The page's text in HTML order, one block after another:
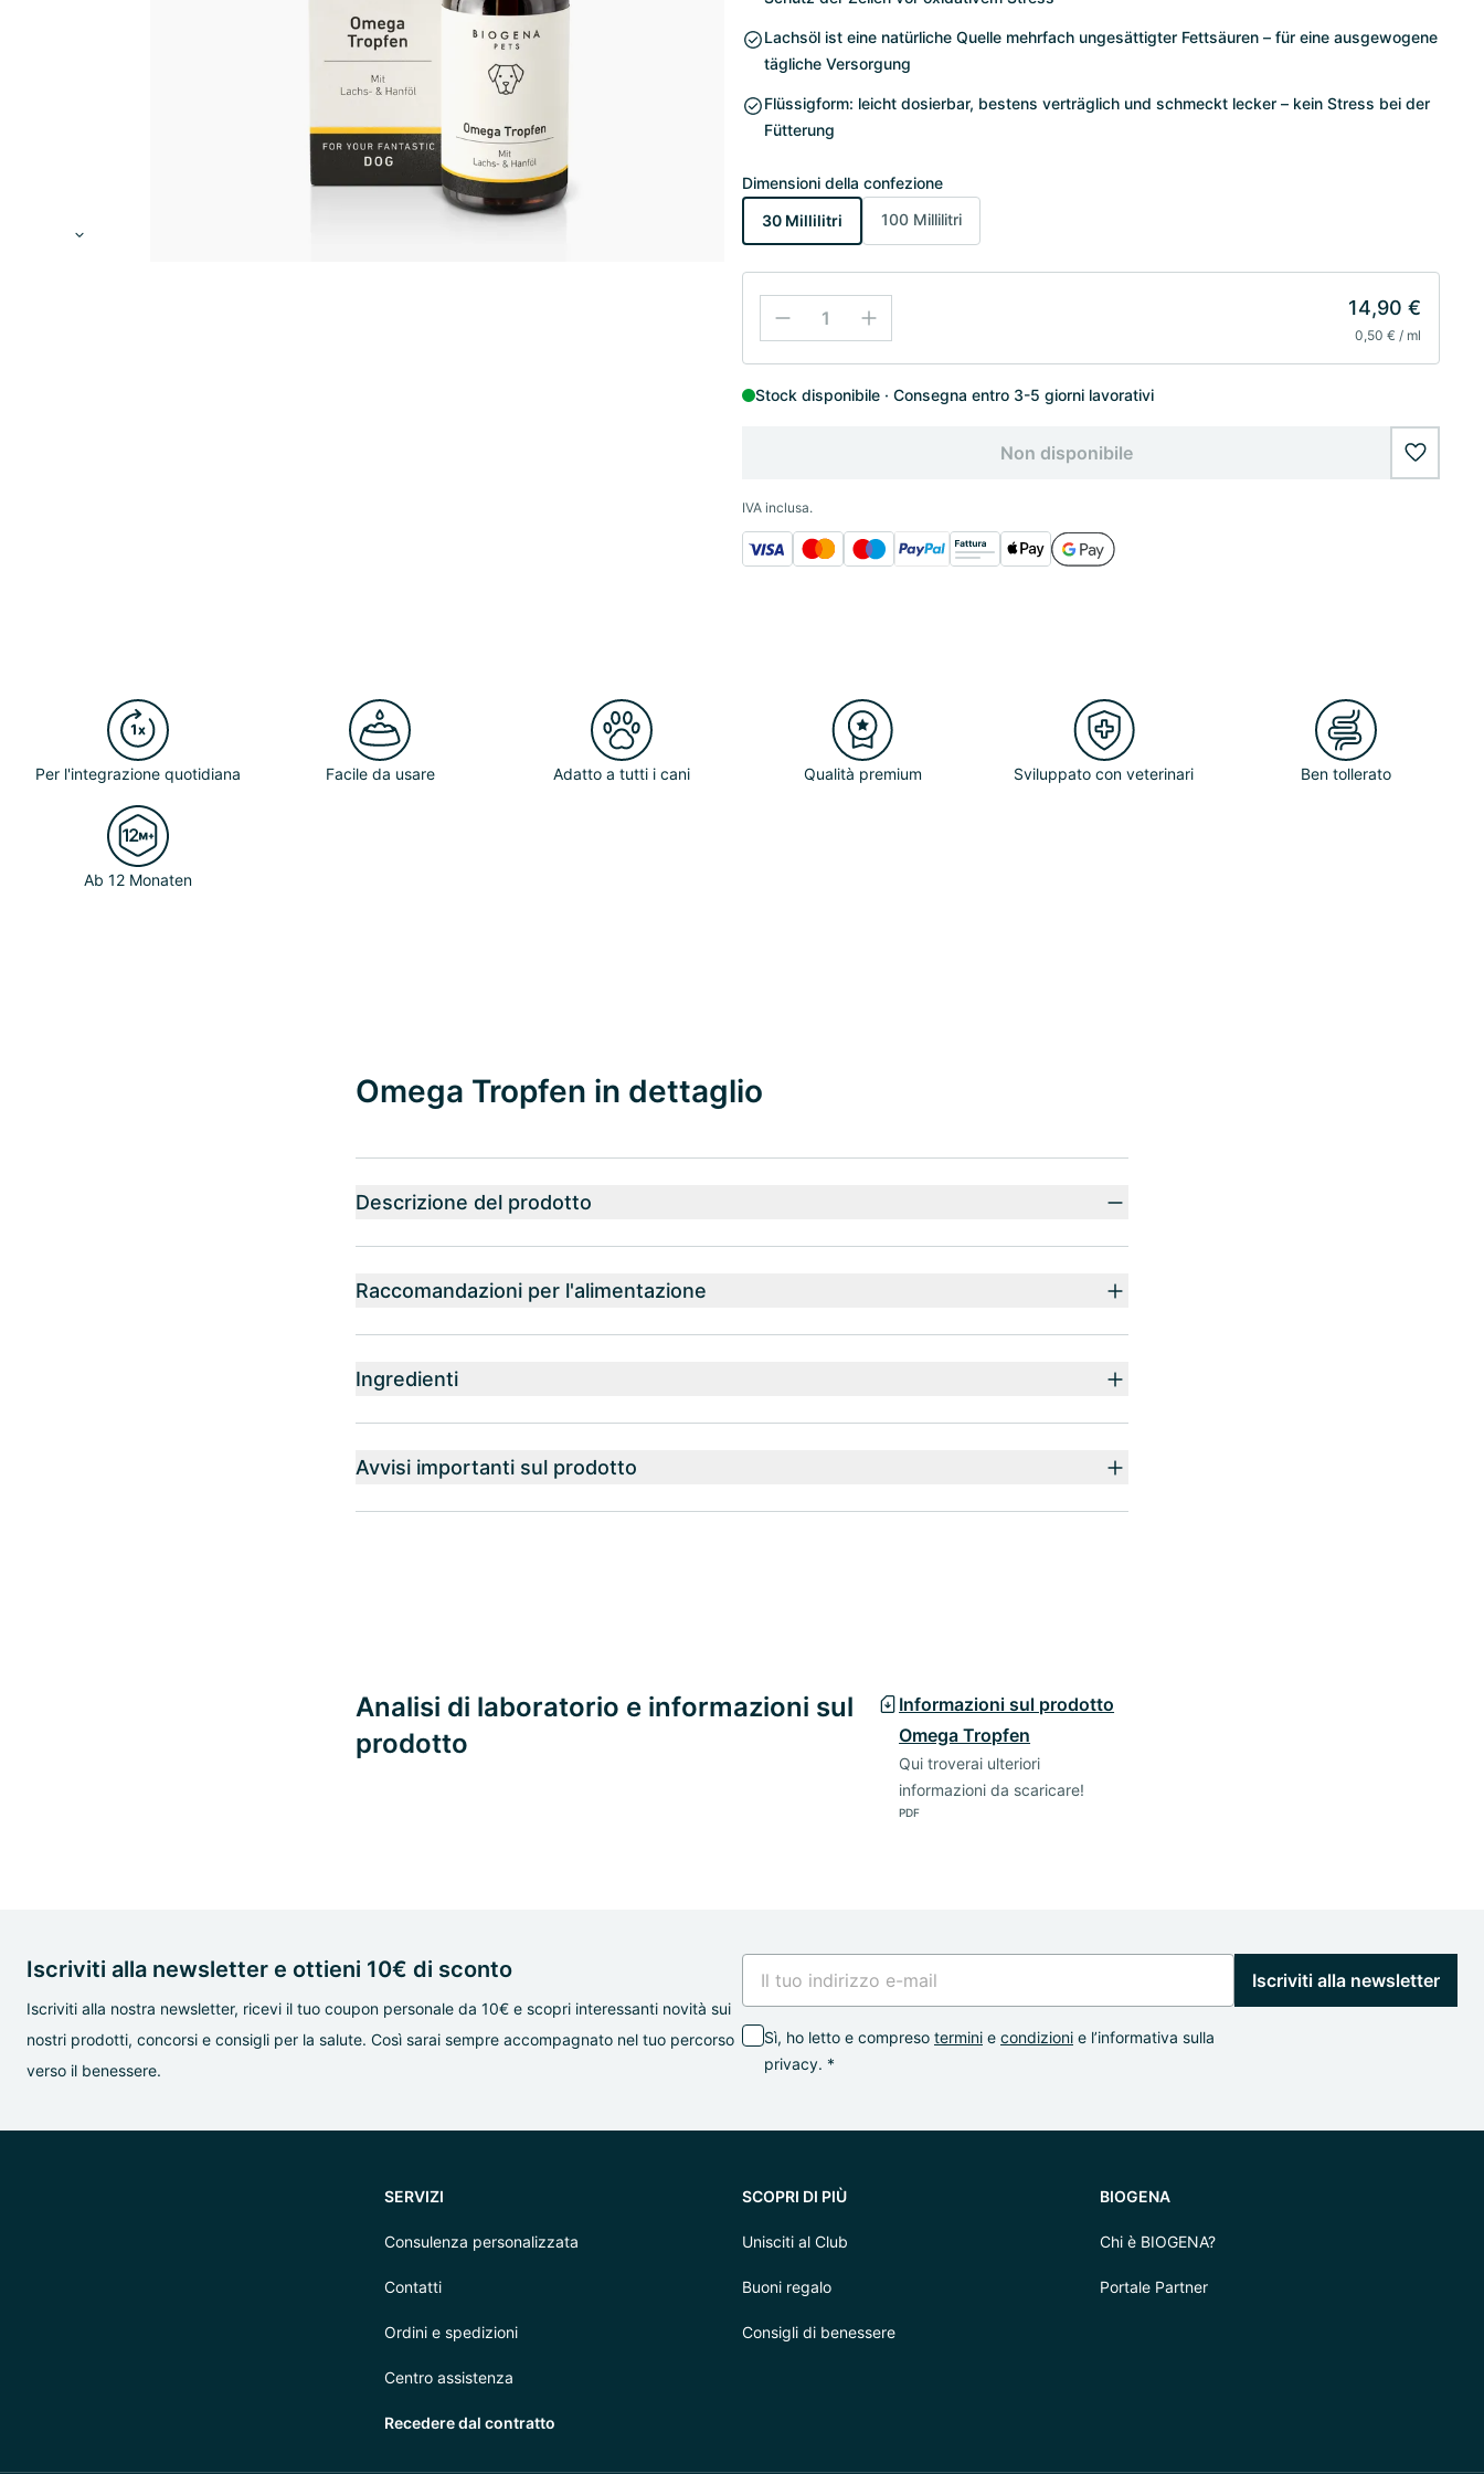
Lachsöl ist eine natürliche Quelle mehrfach ungesättigter Fettsäuren – für eine ausgewogene
tägliche Versorgung
Flüssigform: leicht dosierbar, bestens verträglich und schmeckt lecker – kein Stress bei der
Fütterung
Dimensioni della confezione
30 Millilitri
100 Millilitri
14,90 €
0,50 € / ml
Stock disponibile Consegna entro 3-5 giorni lavorativi
Non disponibile
IVA inclusa.
Per l'integrazione quotidiana Facile da usare Adatto a tutti i cani Qualità premium Sviluppato con veterinari Ben tollerato
Ab 12 Monaten
Omega Tropfen in dettaglio
Descrizione del prodotto
Raccomandazioni per l'alimentazione
Ingredienti
Avvisi importanti sul prodotto
Analisi di laboratorio e informazioni sul
prodotto
Informazioni sul prodotto
Omega Tropfen
Qui troverai ulteriori
informazioni da scaricare!
PDF
Iscriviti alla newsletter e ottieni 10€ di sconto
Iscriviti alla nostra newsletter, ricevi il tuo coupon personale da 10€ e scopri interessanti novità sui
nostri prodotti, concorsi e consigli per la salute. Così sarai sempre accompagnato nel tuo percorso
verso il benessere.
Sì, ho letto e compreso termini e condizioni e l’informativa sulla
privacy. *
Iscriviti alla newsletter
SERVIZI
Consulenza personalizzata
Contatti
Ordini e spedizioni
Centro assistenza
Recedere dal contratto
SCOPRI DI PIÙ
Unisciti al Club
Buoni regalo
Consigli di benessere
BIOGENA
Chi è BIOGENA?
Portale Partner